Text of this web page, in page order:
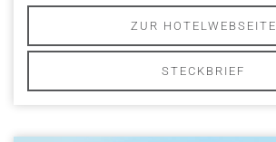
ZUR HOTELWEBSEITE
STECKBRIEF